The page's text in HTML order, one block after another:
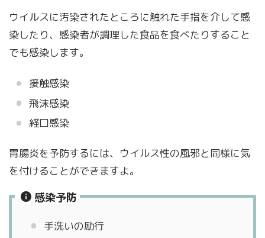
ウイルスに汚染されたところに触れた手指を介して感
染したり、感染者が調理した食品を食べたりすること
でも感染します。
接触感染
飛沫感染
経口感染
胃腸炎を予防するには、ウイルス性の風邪と同様に気
を付けることができますよ。
感染予防
手洗いの励行